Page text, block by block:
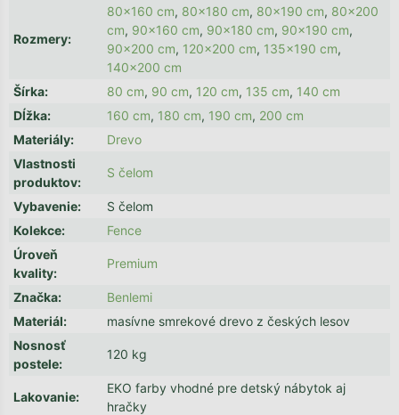
Rozmery:
80x160 cm, 80x180 cm, 80x190 cm, 80x200
cm, 90x160 cm, 90x180 cm, 90x190 cm,
90x200 cm, 120x200 cm, 135x190 cm,
140x200 cm
Šírka: 80 cm, 90 cm, 120 cm, 135 cm, 140 cm
Dĺžka: 160 cm, 180 cm, 190 cm, 200 cm
Materiály:
Drevo
Vlastnosti
produktov:
S čelom
Vybavenie:
S čelom
Kolekce:
Fence
Úroveň
kvality:
Premium
Značka:
Benlemi
Materiál:
masívne smrekové drevo z českých lesov
Nosnosť
postele:
120 kg
Lakovanie:
EKO farby vhodné pre detský nábytok aj
hračky